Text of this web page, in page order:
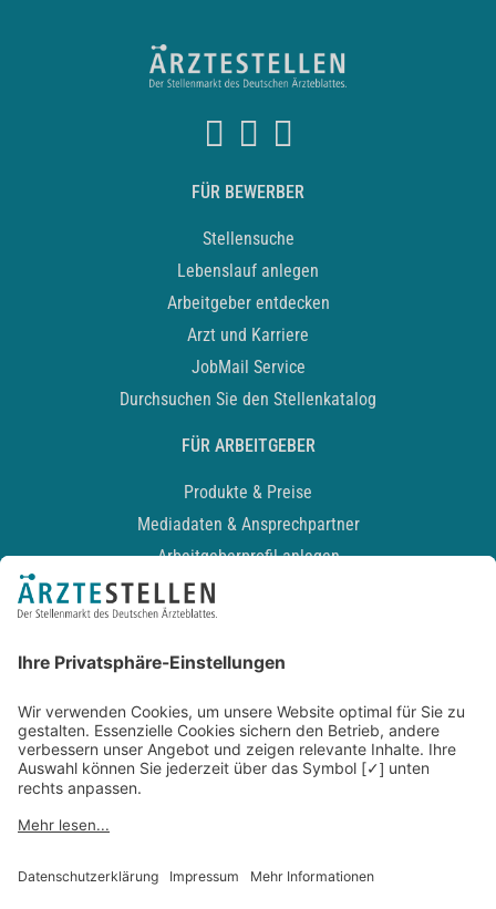
FÜR BEWERBER
Stellensuche
Lebenslauf anlegen
Arbeitgeber entdecken
Arzt und Karriere
JobMail Service
Durchsuchen Sie den Stellenkatalog
FÜR ARBEITGEBER
Produkte & Preise
Mediadaten & Ansprechpartner
Arbeitgeberprofil anlegen
Recruiting-Podcast
Kontakt
Datenschutz
Newsletter